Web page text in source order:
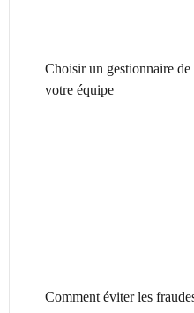
Choisir un gestionnaire de
votre équipe
Comment éviter les